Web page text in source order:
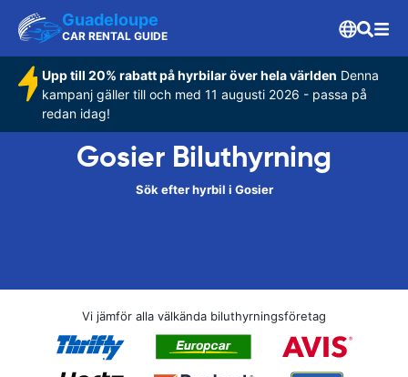
Guadeloupe
CAR RENTAL GUIDE
Upp till 20% rabatt på hyrbilar över hela världen Denna
kampanj gäller till och med 11 augusti 2026 - passa på
redan idag!
Gosier Biluthyrning
Sök efter hyrbil i Gosier
Vi jämför alla välkända biluthyrningsföretag